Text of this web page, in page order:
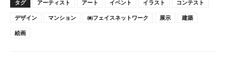
タグ アーティスト アート イベント イラスト
コンテスト
デザイン
マンション ㈱フェイスネットワーク 展示
建築
絵画